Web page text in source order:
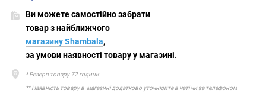
Ви можете самостійно забрати
товар з найближчого
магазину Shambala,
за умови наявності товару у магазині.
* Резерв товару 72 години.
** Наявність товару в магазині додатково уточнюйте в чаті чи за телефоном